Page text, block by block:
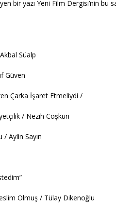
bir yazı Yeni Film Dergisi’nin bu
Süalp
Güven
Çarka İşaret Etmeliydi /
/ Nezih Coşkun
Aylin Sayın
Olmuş / Tülay Dikenoğlu